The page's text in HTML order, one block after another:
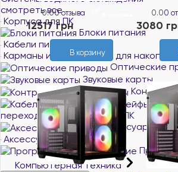
смотреть все
Корпуса для ПК
Блоки питания
Кабели питания
Карманы и док-станции для
Оптические
Звуковые карты
переходники, шлейфы для ПК
Аксессуары для
Аксессуары для майнинга
Компьютерная техника
0.00 отзыва
12517 грн
В корзину
0.00
3080